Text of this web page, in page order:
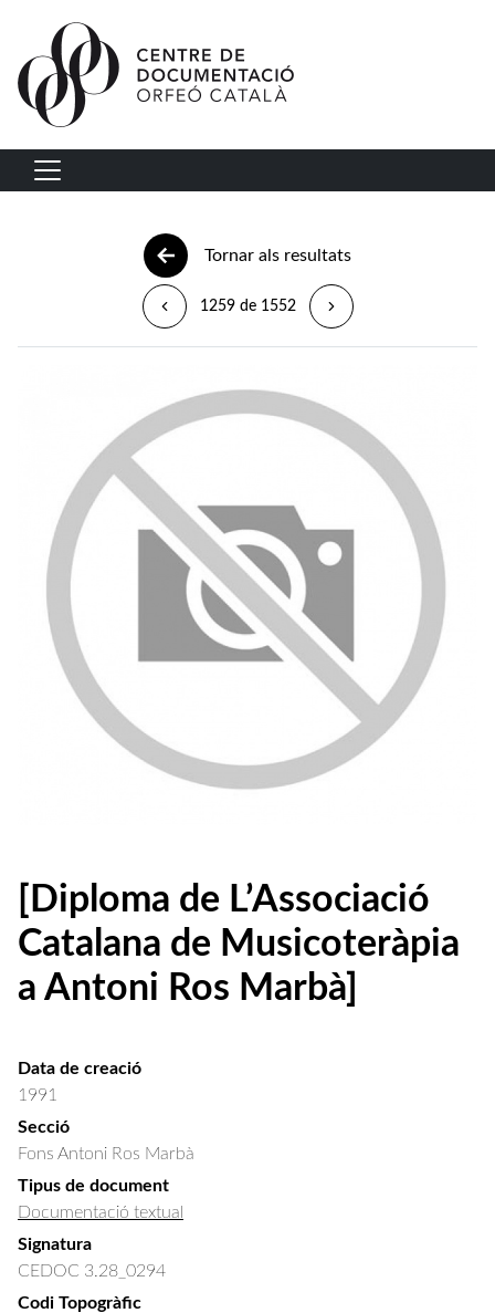
Vés al contingut
Navegació principal
Tornar als resultats
1259 de 1552
[Diploma de L’Associació
Catalana de Musicoteràpia
a Antoni Ros Marbà]
Data de creació
1991
Secció
Fons Antoni Ros Marbà
Tipus de document
Documentació textual
Signatura
CEDOC 3.28_0294
Codi Topogràfic